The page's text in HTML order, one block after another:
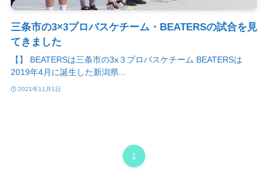
三条市の3×3プロバスケチーム・BEATERSの試合を見
てきました
【】 BEATERSは三条市の3x３プロバスケチーム BEATERSは
2019年4月に誕生した新潟県...
2021年11月1日
1